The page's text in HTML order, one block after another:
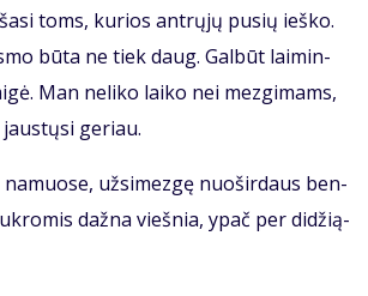
toms, ku­rios ant­rų­jų pu­sių ieš­ko.
bū­ta ne tiek daug. Gal­būt lai­min­
Man ne­li­ko lai­ko nei mez­gi­mams,
jaus­tų­si ge­riau.
už­si­mez­gę nuo­šir­daus ben­
daž­na vieš­nia, ypač per di­dži­ą­